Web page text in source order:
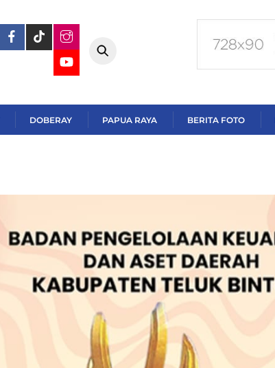
DOBERAY PAPUA RAYA BERITA FOTO